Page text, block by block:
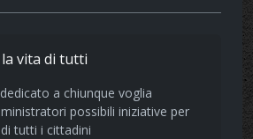
vita di tutti
a chiunque voglia
possibili iniziative per
tutti i cittadini